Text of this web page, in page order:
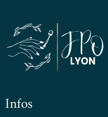
Infos